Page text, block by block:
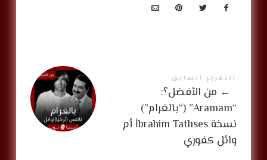
التقرير السابق
← من الأفضل؟:
“Aramam” (“بالغرام”)
نسخة İbrahim Tatlıses أم
وائل كفوري